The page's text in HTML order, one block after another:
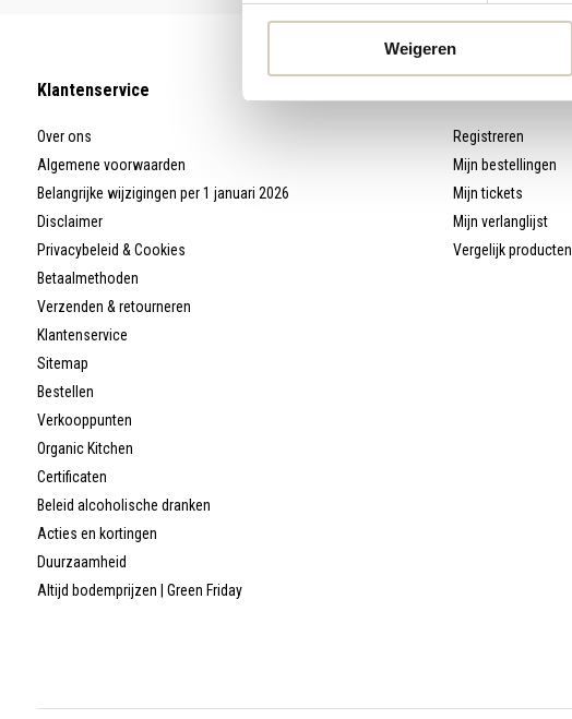
Weigeren
Klantenservice
Over ons
Algemene voorwaarden
Belangrijke wijzigingen per 1 januari 2026
Disclaimer
Privacybeleid & Cookies
Betaalmethoden
Verzenden & retourneren
Klantenservice
Sitemap
Bestellen
Verkooppunten
Organic Kitchen
Certificaten
Beleid alcoholische dranken
Acties en kortingen
Duurzaamheid
Altijd bodemprijzen | Green Friday
Registreren
Mijn bestellingen
Mijn tickets
Mijn verlanglijst
Vergelijk producten